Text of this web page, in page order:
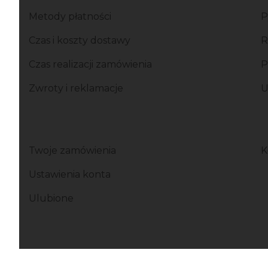
Linki w stopce
Metody płatności
Czas i koszty dostawy
Czas realizacji zamówienia
Zwroty i reklamacje
Twoje zamówienia
Ustawienia konta
Ulubione